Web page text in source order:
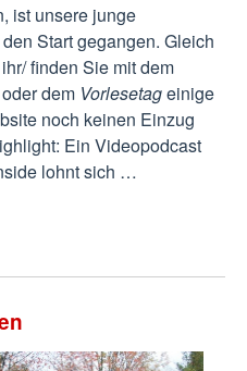
ist unsere junge
Start gegangen. Gleich
finden Sie mit dem
oder dem Vorlesetageinige
noch keinen Einzug
Ein Videopodcast
lohnt sich …